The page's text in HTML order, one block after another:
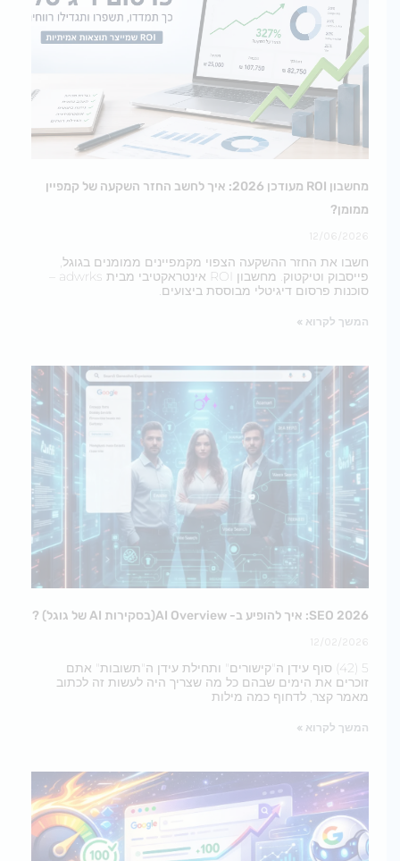
מחשבון ROI מעודכן 2026: איך לחשב החזר השקעה של קמפיין
ממומן?
12/06/2026
חשבו את החזר ההשקעה הצפוי מקמפיינים ממומנים בגוגל,
פייסבוק וטיקטוק. מחשבון ROI אינטראקטיבי מבית adwrks –
סוכנות פרסום דיגיטלי מבוססת ביצועים.
המשך לקרוא »
SEO 2026: איך להופיע ב- AI Overview(בסקירות AI של גוגל) ?
12/02/2026
5 (42) סוף עידן ה"קישורים" ותחילת עידן ה"תשובות" אתם
זוכרים את הימים שבהם כל מה שצריך היה לעשות זה לכתוב
מאמר קצר, לדחוף כמה מילות
המשך לקרוא »